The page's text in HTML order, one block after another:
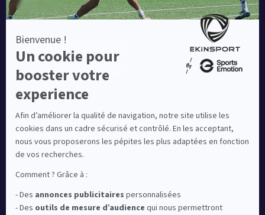
Equipementier sportif leader en France depuis plus de
10 ans, Ekinsport a été distingué par la rédaction de
Capital dans son classement des « Meilleurs sites de
commerce en ligne 2024 », catégorie Sportswear.
En savoir plus